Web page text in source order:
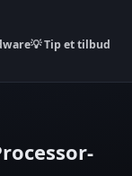
💡 Tip et tilbud